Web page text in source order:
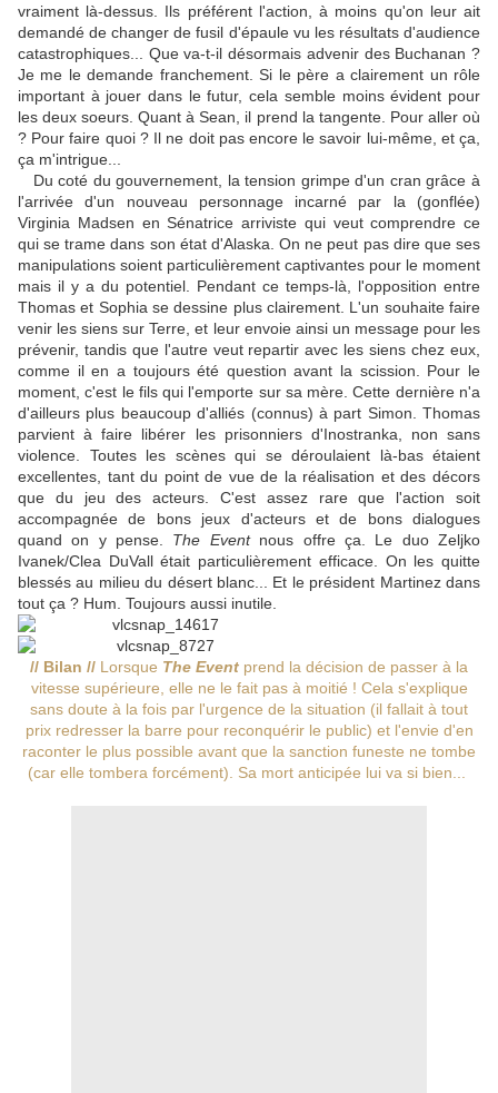
vraiment là-dessus. Ils préférent l'action, à moins qu'on leur ait
demandé de changer de fusil d'épaule vu les résultats d'audience
catastrophiques... Que va-t-il désormais advenir des Buchanan ?
Je me le demande franchement. Si le père a clairement un rôle
important à jouer dans le futur, cela semble moins évident pour
les deux soeurs. Quant à Sean, il prend la tangente. Pour aller où
? Pour faire quoi ? Il ne doit pas encore le savoir lui-même, et ça,
ça m'intrigue...
Du coté du gouvernement, la tension grimpe d'un cran grâce à
l'arrivée d'un nouveau personnage incarné par la (gonflée)
Virginia Madsen en Sénatrice arriviste qui veut comprendre ce
qui se trame dans son état d'Alaska. On ne peut pas dire que ses
manipulations soient particulièrement captivantes pour le moment
mais il y a du potentiel. Pendant ce temps-là, l'opposition entre
Thomas et Sophia se dessine plus clairement. L'un souhaite faire
venir les siens sur Terre, et leur envoie ainsi un message pour les
prévenir, tandis que l'autre veut repartir avec les siens chez eux,
comme il en a toujours été question avant la scission. Pour le
moment, c'est le fils qui l'emporte sur sa mère. Cette dernière n'a
d'ailleurs plus beaucoup d'alliés (connus) à part Simon. Thomas
parvient à faire libérer les prisonniers d'Inostranka, non sans
violence. Toutes les scènes qui se déroulaient là-bas étaient
excellentes, tant du point de vue de la réalisation et des décors
que du jeu des acteurs. C'est assez rare que l'action soit
accompagnée de bons jeux d'acteurs et de bons dialogues
quand on y pense. The Eventnous offre ça. Le duo Zeljko
Ivanek/Clea DuVall était particulièrement efficace. On les quitte
blessés au milieu du désert blanc... Et le président Martinez dans
tout ça ? Hum. Toujours aussi inutile.
// Bilan // Lorsque The Event prend la décision de passer à la
vitesse supérieure, elle ne le fait pas à moitié ! Cela s'explique
sans doute à la fois par l'urgence de la situation (il fallait à tout
prix redresser la barre pour reconquérir le public) et l'envie d'en
raconter le plus possible avant que la sanction funeste ne tombe
(car elle tombera forcément). Sa mort anticipée lui va si bien...